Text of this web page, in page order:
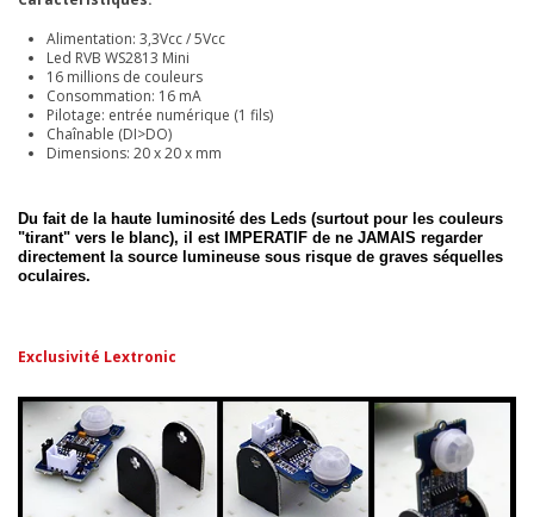
Alimentation: 3,3Vcc / 5Vcc
Led RVB WS2813 Mini
16 millions de couleurs
Consommation: 16 mA
Pilotage: entrée numérique (1 fils)
Chaînable (DI>DO)
Dimensions: 20 x 20 x mm
Du fait de la haute luminosité des Leds (surtout pour les couleurs
"tirant" vers le blanc), il est IMPERATIF de ne JAMAIS regarder
directement la source lumineuse sous risque de graves séquelles
oculaires.
Exclusivité Lextronic